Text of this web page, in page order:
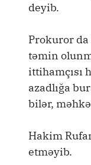
deyib.
Prokuror da
təmin
ittihamçısı
azadlığa
bilər,
Hakim
etməyib.